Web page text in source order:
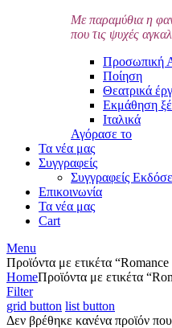
Με παραμύθια η
που τις ψυχές
Προσωπική
Ποίηση
Θεατρικά
Εκμάθηση
Ιταλικά
Αγόρασε το
Τα νέα μας
Συγγραφείς
Συγγραφείς
Επικοινωνία
Τα νέα μας
Cart
Menu
Προϊόντα με ετικέτα
HomeΠροϊόντα με ετικέτα
Filter
grid button list button
Δεν βρέθηκε κανένα προϊόν που